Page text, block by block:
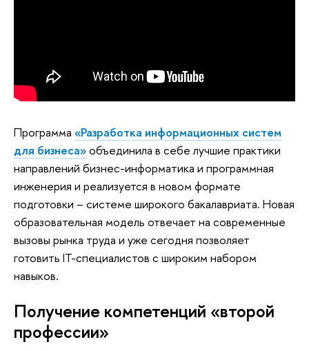
Программа «Разработка информационных систем
для бизнеса»объединила в себе лучшие практики
направлений бизнес-информатика и программная
инженерия и реализуется в новом формате
подготовки – системе широкого бакалавриата. Новая
образовательная модель отвечает на современные
вызовы рынка труда и уже сегодня позволяет
готовить IT-специалистов с широким набором
навыков.
Получение компетенций «второй
профессии»